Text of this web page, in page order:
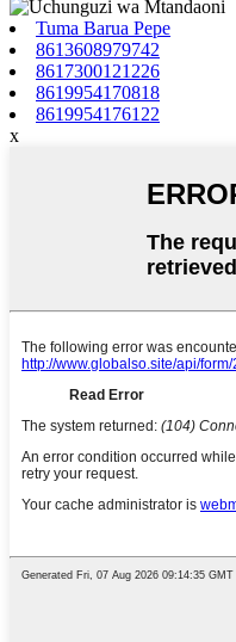
Tuma Barua Pepe
8613608979742
8617300121226
8619954170818
8619954176122
x